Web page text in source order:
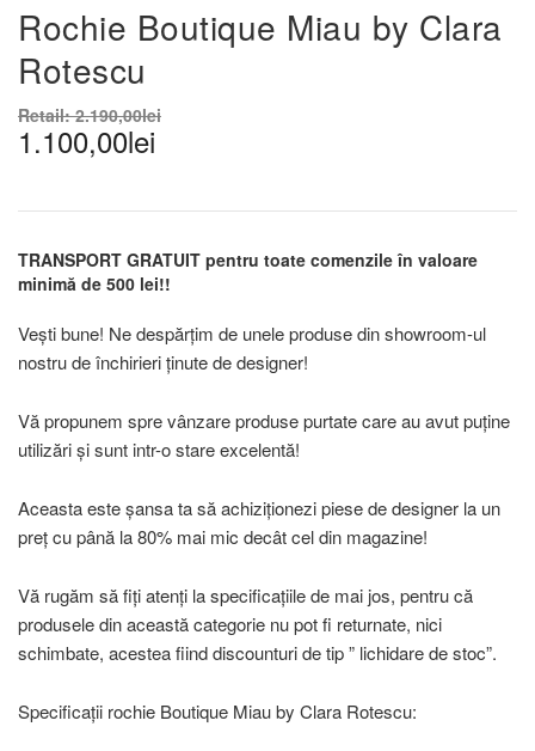
Rochie Boutique Miau by Clara
Rotescu
Retail:2.190,00lei
1.100,00lei
TRANSPORT GRATUIT pentru toate comenzile în valoare
minimă de 500 lei!!
Vești bune! Ne despărțim de unele produse din showroom-ul
nostru de închirieri ținute de designer!
Vă propunem spre vânzare produse purtate care au avut puține
utilizări și sunt intr-o stare excelentă!
Aceasta este șansa ta să achiziționezi piese de designer la un
preț cu până la 80% mai mic decât cel din magazine!
Vă rugăm să fiți atenți la specificațiile de mai jos, pentru că
produsele din această categorie nu pot fi returnate, nici
schimbate, acestea fiind discounturi de tip ” lichidare de stoc”.
Specificații rochie Boutique Miau by Clara Rotescu: